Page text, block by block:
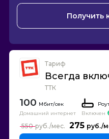
Получить
Тариф
Всегда
ТТК
100
Домашний интернет
Включен
275
550